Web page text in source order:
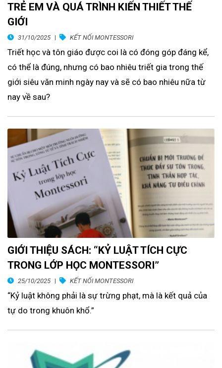
TRẺ EM VÀ QUÁ TRÌNH KIẾN THIẾT THẾ
GIỚI
31/10/2025 KẾT NỐI MONTESSORI
Triết học và tôn giáo được coi là có đóng góp đáng kể,
có thể là đúng, nhưng có bao nhiêu triết gia trong thế
giới siêu văn minh ngày nay và sẽ có bao nhiêu nữa từ
nay về sau?
GIỚI THIỆU SÁCH: “KỶ LUẬT TÍCH CỰC
TRONG LỚP HỌC MONTESSORI”
25/10/2025 KẾT NỐI MONTESSORI
“Kỷ luật không phải là sự trừng phạt, mà là kết quả của
tự do trong khuôn khổ.”